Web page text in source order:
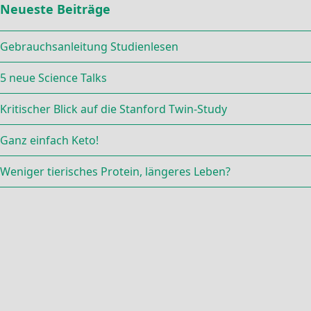
Neueste Beiträge
Gebrauchsanleitung Studienlesen
5 neue Science Talks
Kritischer Blick auf die Stanford Twin-Study
Ganz einfach Keto!
Weniger tierisches Protein, längeres Leben?